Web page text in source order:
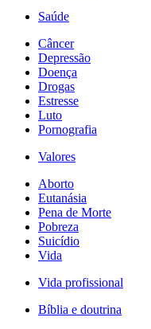
Saúde
Câncer
Depressão
Doença
Drogas
Estresse
Luto
Pornografia
Valores
Aborto
Eutanásia
Pena de Morte
Pobreza
Suicídio
Vida
Vida profissional
Bíblia e doutrina